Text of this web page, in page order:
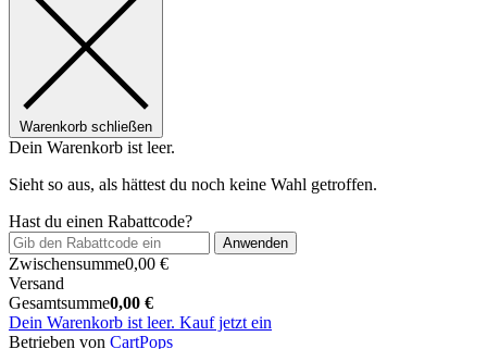
Warenkorb schließen
Dein Warenkorb ist leer.
Sieht so aus, als hättest du noch keine Wahl getroffen.
Hast du einen Rabattcode?
Anwenden
Zwischensumme0,00 €
Versand
Gesamtsumme0,00 €
Dein Warenkorb ist leer. Kauf jetzt ein
Betrieben von CartPops(öffnet